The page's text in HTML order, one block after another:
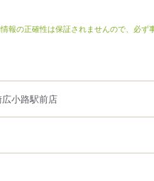
報の正確性は保証されませんので、必ず
小路駅前店